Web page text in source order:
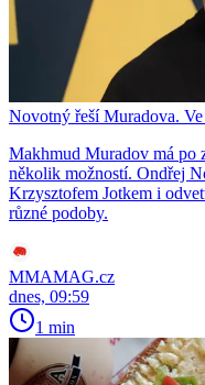
Novotný řeší Muradova.
Makhmud Muradov má po
několik možností. Ondřej
Krzysztofem Jotkem i
různé podoby.
MMAMAG.cz
dnes, 09:59
1 min